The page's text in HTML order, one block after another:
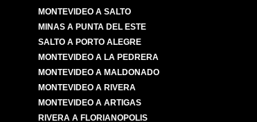
MONTEVIDEO A SALTO
MINAS A PUNTA DEL ESTE
SALTO A PORTO ALEGRE
MONTEVIDEO A LA PEDRERA
MONTEVIDEO A MALDONADO
MONTEVIDEO A RIVERA
MONTEVIDEO A ARTIGAS
RIVERA A FLORIANOPOLIS